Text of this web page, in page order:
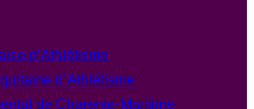
d’Athlétisme
d’Athlétisme
de Charente-Maritime